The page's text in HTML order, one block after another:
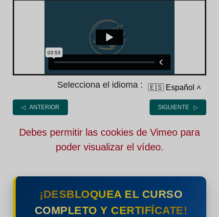
Selecciona el idioma : 🇪🇸 Español ˄
◁ ANTERIOR SIGUIENTE ▷
Debes permitir las cookies de Vimeo para
poder visualizar el vídeo.
¡DESBLOQUEA EL CURSO
COMPLETO Y CERTIFÍCATE!